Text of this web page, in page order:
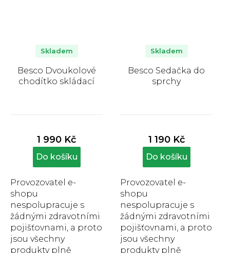
Besco Dvoukolové
chodítko skládací
produktu
je
5,0
hvězdiček.
Skladem
1 990 Kč
Do košíku
Provozovatel e-
shopu
nespolupracuje s
žádnými zdravotními
pojišťovnami, a proto
jsou všechny
produkty plně
Besco Sedačka do
sprchy
produktu
je
5,0
hvězdiček.
Skladem
1 190 Kč
Do košíku
Provozovatel e-
shopu
nespolupracuje s
žádnými zdravotními
pojišťovnami, a proto
jsou všechny
produkty plně